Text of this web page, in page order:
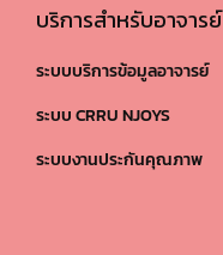
บริการสำหรับอาจารย์
ระบบบริการข้อมูลอาจารย์
ระบบ CRRU NJOYS
ระบบงานประกันคุณภาพ